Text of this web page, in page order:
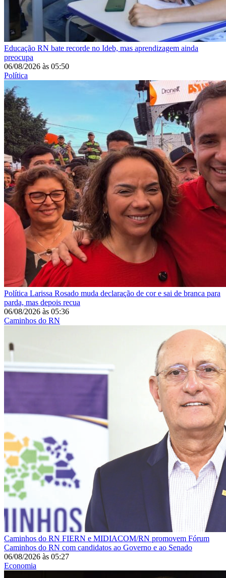
Educação RN bate recorde no Ideb, mas aprendizagem ainda
preocupa
06/08/2026 às 05:50
Política
Política Larissa Rosado muda declaração de cor e sai de branca para
parda, mas depois recua
06/08/2026 às 05:36
Caminhos do RN
Caminhos do RN FIERN e MIDIACOM/RN promovem Fórum
Caminhos do RN com candidatos ao Governo e ao Senado
06/08/2026 às 05:27
Economia